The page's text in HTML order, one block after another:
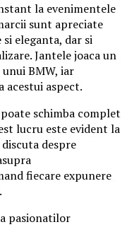
la evenimentele
sunt apreciate
eleganta, dar si
Jantele joaca un
BMW, iar
acestui aspect.
schimba complet
lucru este evident la
despre
fiecare expunere
pasionatilor